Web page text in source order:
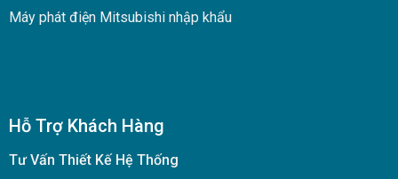
Máy phát điện Mitsubishi nhập khẩu
Hỗ Trợ Khách Hàng
Tư Vấn Thiết Kế Hệ Thống